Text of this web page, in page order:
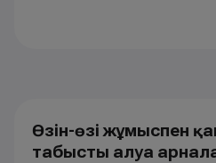
Өзін-өзі жұмыспен
табысты алуға